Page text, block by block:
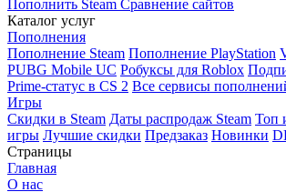
Пополнить Steam Сравнение сайтов
Каталог услуг
Пополнения
Пополнение Steam Пополнение PlayStation
PUBG Mobile UC Робуксы для Roblox
Prime-статус в CS 2 Все сервисы
Игры
Скидки в Steam Даты распродаж Steam Топ
игры Лучшие скидки Предзаказ Новинки
Страницы
Главная
О нас